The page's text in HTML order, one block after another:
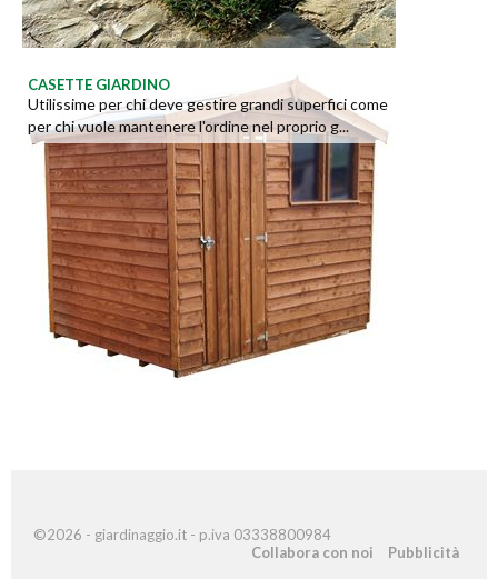
CASETTE GIARDINO
Utilissime per chi deve gestire grandi superfici come
per chi vuole mantenere l'ordine nel proprio g...
©2026 - giardinaggio.it - p.iva 03338800984
Collabora con noi
Pubblicità